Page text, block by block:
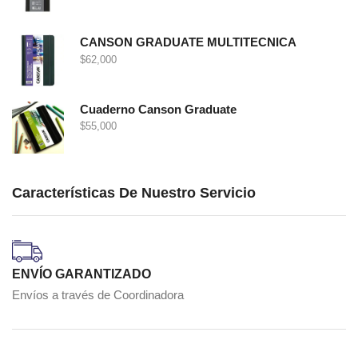
CANSON GRADUATE MULTITECNICA
$62,000
Cuaderno Canson Graduate
$55,000
Características De Nuestro Servicio
ENVÍO GARANTIZADO
Envíos a través de Coordinadora